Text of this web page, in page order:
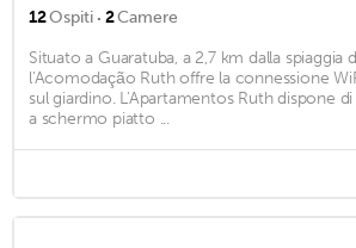
12Ospiti · 2Camere
Situato a Guaratuba, a 2,7 km dalla spiaggia
l'Acomodação Ruth offre la connessione
sul giardino. L'Apartamentos Ruth dispone
a schermo piatto ...